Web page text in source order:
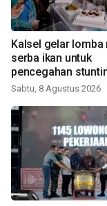
Kalsel gelar lomba
serba ikan untuk
pencegahan
Sabtu, 8 Agustus 2026